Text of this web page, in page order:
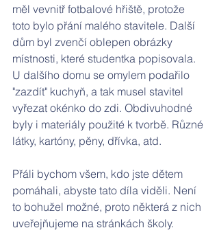
měl vevnitř fotbalové hřiště, protože
toto bylo přání malého stavitele. Další
dům byl zvenčí oblepen obrázky
místnosti, které studentka popisovala.
U dalšího domu se omylem podařilo
"zazdít" kuchyň, a tak musel stavitel
vyřezat okénko do zdi. Obdivuhodné
byly i materiály použité k tvorbě. Různé
látky, kartóny, pěny, dřívka, atd.
Přáli bychom všem, kdo jste dětem
pomáhali, abyste tato díla viděli. Není
to bohužel možné, proto některá z nich
uveřejňujeme na stránkách školy.